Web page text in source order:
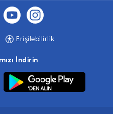
Erişilebilirlik
İndirin